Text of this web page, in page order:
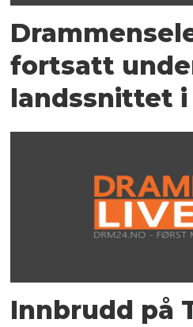
fortsatt
landssnittet i
Innbrudd på